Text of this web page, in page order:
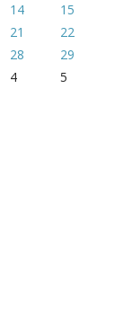
14
15
21
22
28
29
4 5